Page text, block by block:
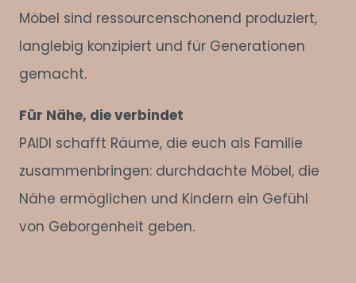
Möbel sind ressourcenschonend produziert,
langlebig konzipiert und für Generationen
gemacht.
Für Nähe, die verbindet
PAIDI schafft Räume, die euch als Familie
zusammenbringen: durchdachte Möbel, die
Nähe ermöglichen und Kindern ein Gefühl
von Geborgenheit geben.